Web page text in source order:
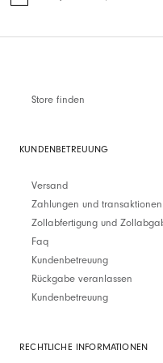
Store finden
KUNDENBETREUUNG
Versand
Zahlungen und transaktionen
Zollabfertigung und
Faq
Kundenbetreuung
Rückgabe veranlassen
Kundenbetreuung
RECHTLICHE INFORMATIONEN